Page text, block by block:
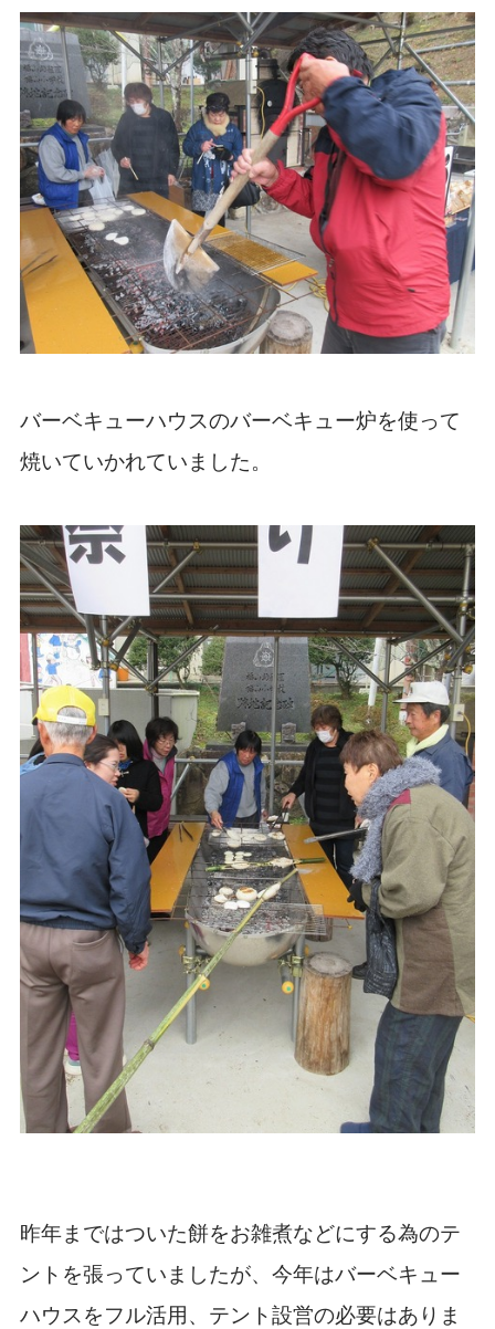
バーベキューハウスのバーベキュー炉を使って
焼いていかれていました。
昨年まではついた餅をお雑煮などにする為のテ
ントを張っていましたが、今年はバーベキュー
ハウスをフル活用、テント設営の必要はありま